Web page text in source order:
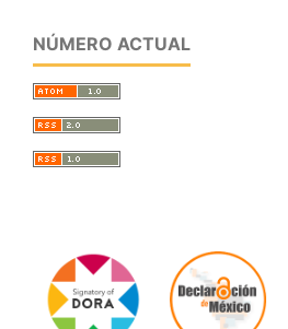
NÚMERO ACTUAL